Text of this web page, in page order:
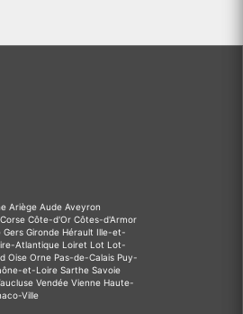
Ariège Aude Aveyron
Corse Côte-d'Or Côtes-d'Armor
Gers Gironde Hérault Ille-et-
Atlantique Loiret Lot Lot-
Oise Orne Pas-de-Calais Puy-
et-Loire Sarthe Savoie
Vendée Vienne Haute-
Ville